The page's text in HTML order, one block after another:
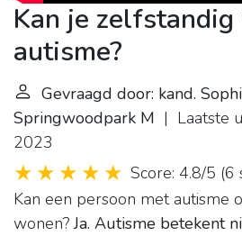
Kan je
autisme?
Gevraagd door: kand.
Springwoodpark M | Laatste
2023
Score: 4.8/5 (6
Kan een persoon met autisme
wonen?Ja. Autisme betekent